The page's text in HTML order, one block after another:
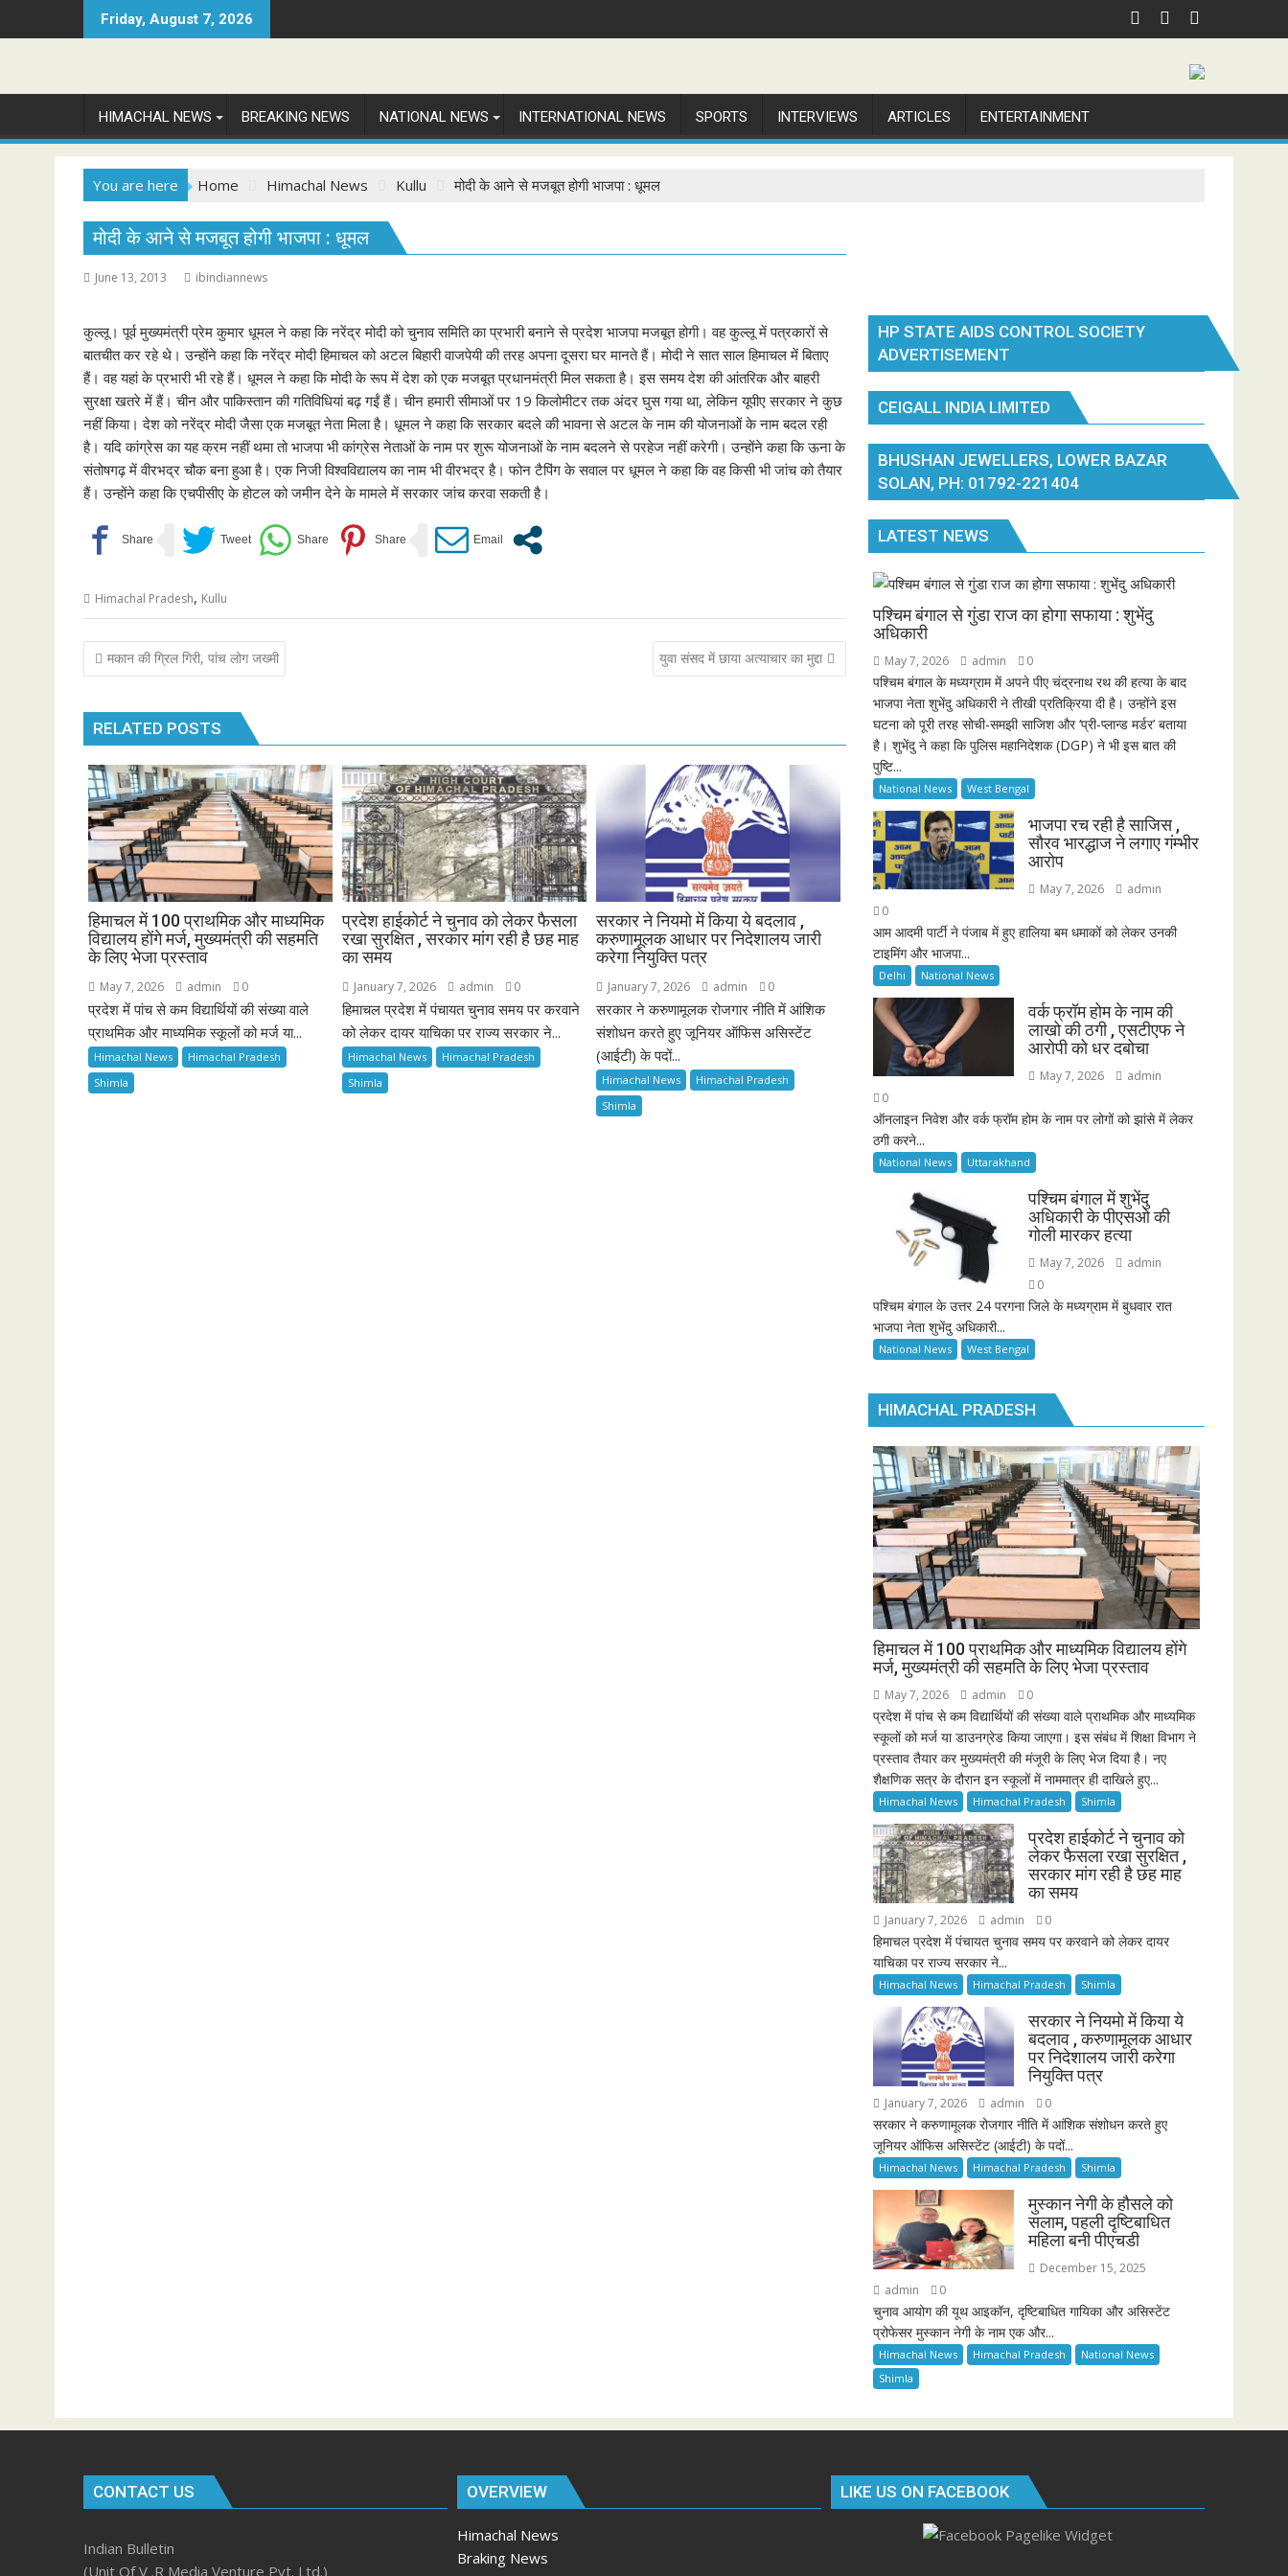
to
Friday, August 7, 2026
HIMACHAL NEWS BREAKING NEWS NATIONAL NEWS INTERNATIONAL NEWS SPORTS INTERVIEWS ARTICLES ENTERTAINMENT
You are here Home Himachal News Kullu मोदी के आने से मजबूत होगी भाजपा : धूमल
मोदी के आने से मजबूत होगी भाजपा : धूमल
June 13, 2013 ibindiannews
कुल्लू। पूर्व मुख्यमंत्री प्रेम कुमार धूमल ने कहा कि नरेंद्र मोदी को चुनाव समिति का प्रभारी बनाने से प्रदेश भाजपा मजबूत होगी। वह कुल्लू में पत्रकारों से
बातचीत कर रहे थे। उन्होंने कहा कि नरेंद्र मोदी हिमाचल को अटल बिहारी वाजपेयी की तरह अपना दूसरा घर मानते हैं। मोदी ने सात साल हिमाचल में बिताए
हैं। वह यहां के प्रभारी भी रहे हैं। धूमल ने कहा कि मोदी के रूप में देश को एक मजबूत प्रधानमंत्री मिल सकता है। इस समय देश की आंतरिक और बाहरी
सुरक्षा खतरे में हैं। चीन और पाकिस्तान की गतिविधियां बढ़ गईं हैं। चीन हमारी सीमाओं पर 19 किलोमीटर तक अंदर घुस गया था, लेकिन यूपीए सरकार ने कुछ
नहीं किया। देश को नरेंद्र मोदी जैसा एक मजबूत नेता मिला है। धूमल ने कहा कि सरकार बदले की भावना से अटल के नाम की योजनाओं के नाम बदल रही
है। यदि कांग्रेस का यह क्रम नहीं थमा तो भाजपा भी कांग्रेस नेताओं के नाम पर शुरू योजनाओं के नाम बदलने से परहेज नहीं करेगी। उन्होंने कहा कि ऊना के
संतोषगढ़ में वीरभद्र चौक बना हुआ है। एक निजी विश्वविद्यालय का नाम भी वीरभद्र है। फोन टैपिंग के सवाल पर धूमल ने कहा कि वह किसी भी जांच को तैयार
हैं। उन्होंने कहा कि एचपीसीए के होटल को जमीन देने के मामले में सरकार जांच करवा सकती है।
Himachal Pradesh, Kullu
Post
navigation
मकान की ग्रिल गिरी, पांच लोग जख्मी युवा संसद में छाया अत्याचार का मुद्दा
RELATED POSTS
हिमाचल में 100 प्राथमिक और माध्यमिक
विद्यालय होंगे मर्ज, मुख्यमंत्री की सहमति
के लिए भेजा प्रस्ताव
May 7, 2026 admin 0
प्रदेश में पांच से कम विद्यार्थियों की संख्या वाले
प्राथमिक और माध्यमिक स्कूलों को मर्ज या...
Himachal News
Himachal Pradesh
Shimla
प्रदेश हाईकोर्ट ने चुनाव को लेकर फैसला
रखा सुरक्षित , सरकार मांग रही है छह माह
का समय
January 7, 2026 admin 0
हिमाचल प्रदेश में पंचायत चुनाव समय पर करवाने
को लेकर दायर याचिका पर राज्य सरकार ने...
Himachal News
Himachal Pradesh
Shimla
सरकार ने नियमो में किया ये बदलाव ,
करुणामूलक आधार पर निदेशालय जारी
करेगा नियुक्ति पत्र
January 7, 2026 admin 0
सरकार ने करुणामूलक रोजगार नीति में आंशिक
संशोधन करते हुए जूनियर ऑफिस असिस्टेंट
(आईटी) के पदों...
Himachal News
Himachal Pradesh
Shimla
HP STATE AIDS CONTROL SOCIETY
ADVERTISEMENT
CEIGALL INDIA LIMITED
BHUSHAN JEWELLERS, LOWER BAZAR
SOLAN, PH: 01792-221404
LATEST NEWS
पश्चिम बंगाल से गुंडा राज का होगा सफाया : शुभेंदु
अधिकारी
May 7, 2026 admin 0
पश्चिम बंगाल के मध्यग्राम में अपने पीए चंद्रनाथ रथ की हत्या के बाद
भाजपा नेता शुभेंदु अधिकारी ने तीखी प्रतिक्रिया दी है। उन्होंने इस
घटना को पूरी तरह सोची-समझी साजिश और ‘प्री-प्लान्ड मर्डर’ बताया
है। शुभेंदु ने कहा कि पुलिस महानिदेशक (DGP) ने भी इस बात की
पुष्टि...
National News West Bengal
भाजपा रच रही है साजिस ,
सौरव भारद्धाज ने लगाए गंम्भीर
आरोप
May 7, 2026
admin
0
आम आदमी पार्टी ने पंजाब में हुए हालिया बम धमाकों को लेकर उनकी
टाइमिंग और भाजपा...
Delhi National News
वर्क फ्रॉम होम के नाम की
लाखो की ठगी , एसटीएफ ने
आरोपी को धर दबोचा
May 7, 2026
admin
0
ऑनलाइन निवेश और वर्क फ्रॉम होम के नाम पर लोगों को झांसे में लेकर
ठगी करने...
National News Uttarakhand
पश्चिम बंगाल में शुभेंदु
अधिकारी के पीएसओ की
गोली मारकर हत्या
May 7, 2026
admin
0
पश्चिम बंगाल के उत्तर 24 परगना जिले के मध्यग्राम में बुधवार रात
भाजपा नेता शुभेंदु अधिकारी...
National News West Bengal
HIMACHAL PRADESH
हिमाचल में 100 प्राथमिक और माध्यमिक विद्यालय होंगे
मर्ज, मुख्यमंत्री की सहमति के लिए भेजा प्रस्ताव
May 7, 2026 admin 0
प्रदेश में पांच से कम विद्यार्थियों की संख्या वाले प्राथमिक और माध्यमिक
स्कूलों को मर्ज या डाउनग्रेड किया जाएगा। इस संबंध में शिक्षा विभाग ने
प्रस्ताव तैयार कर मुख्यमंत्री की मंजूरी के लिए भेज दिया है। नए
शैक्षणिक सत्र के दौरान इन स्कूलों में नाममात्र ही दाखिले हुए...
Himachal News Himachal Pradesh Shimla
प्रदेश हाईकोर्ट ने चुनाव को
लेकर फैसला रखा सुरक्षित ,
सरकार मांग रही है छह माह
का समय
January 7, 2026 admin 0
हिमाचल प्रदेश में पंचायत चुनाव समय पर करवाने को लेकर दायर
याचिका पर राज्य सरकार ने...
Himachal News Himachal Pradesh Shimla
सरकार ने नियमो में किया ये
बदलाव , करुणामूलक आधार
पर निदेशालय जारी करेगा
नियुक्ति पत्र
January 7, 2026 admin 0
सरकार ने करुणामूलक रोजगार नीति में आंशिक संशोधन करते हुए
जूनियर ऑफिस असिस्टेंट (आईटी) के पदों...
Himachal News Himachal Pradesh Shimla
मुस्कान नेगी के हौसले को
सलाम, पहली दृष्टिबाधित
महिला बनी पीएचडी
December 15, 2025
admin
0
चुनाव आयोग की यूथ आइकॉन, दृष्टिबाधित गायिका और असिस्टेंट
प्रोफेसर मुस्कान नेगी के नाम एक और...
Himachal News Himachal Pradesh
National News
Shimla
CONTACT US
Indian Bulletin
(Unit Of V .R Media Venture Pvt. Ltd.)
OVERVIEW
Himachal News
Braking News
LIKE US ON FACEBOOK